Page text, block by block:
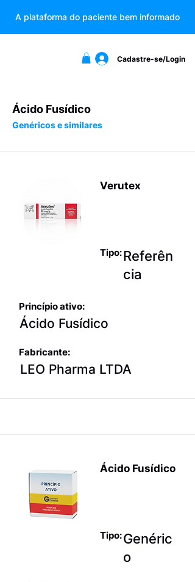
A plataforma do paciente bem informado
Cadastre-se/Login
Ácido Fusídico
Genéricos e similares
Verutex
Tipo:Referên
cia
Princípio ativo:
Ácido Fusídico
Fabricante:
LEO Pharma LTDA
Ácido Fusídico
Tipo:Genéric
o